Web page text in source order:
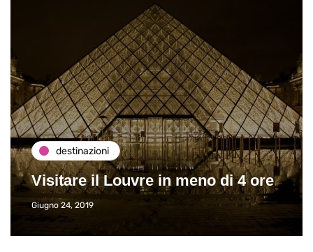
destinazioni
Visitare il Louvre in meno di 4 ore
Giugno 24, 2019